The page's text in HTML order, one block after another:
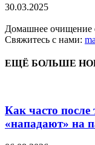
30.03.2025
Домашнее очищение
Свяжитесь с нами:
ЕЩЁ БОЛЬШЕ
Как часто
«нападают» на